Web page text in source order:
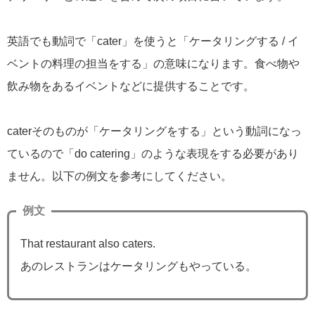
英語でも動詞で「cater」を使うと「ケータリングする / イ
ベントの料理の担当をする」の意味になります。食べ物や
飲み物をあるイベントなどに提供することです。
caterそのものが「ケータリングをする」という動詞になっ
ているので「do catering」のような表現をする必要があり
ません。以下の例文を参考にしてください。
例文
That restaurant also caters.
あのレストランはケータリングもやっている。